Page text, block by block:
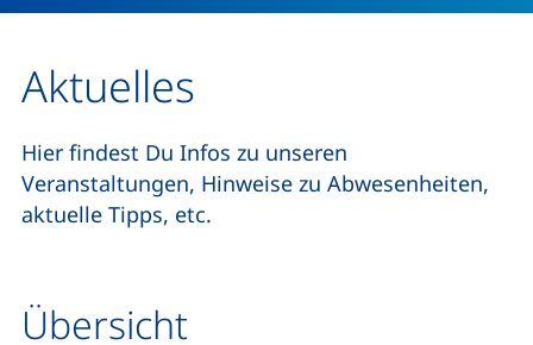
Aktuelles
Hier findest Du Infos zu unseren
Veranstaltungen, Hinweise zu Abwesenheiten,
aktuelle Tipps, etc.
Übersicht